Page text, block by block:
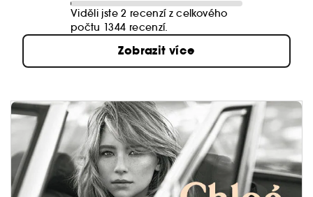
Viděli jste 2 recenzí z celkového
počtu 1344 recenzí.
Zobrazit více